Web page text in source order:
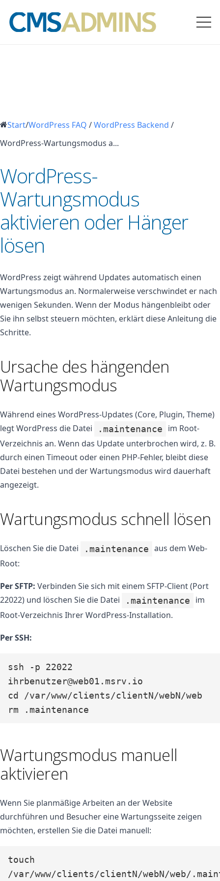
Start/WordPress FAQ /WordPress Backend /
WordPress-Wartungsmodus a...
WordPress-
Wartungsmodus
aktivieren oder Hänger
lösen
WordPress zeigt während Updates automatisch einen
Wartungsmodus an. Normalerweise verschwindet er nach
wenigen Sekunden. Wenn der Modus hängenbleibt oder
Sie ihn selbst steuern möchten, erklärt diese Anleitung die
Schritte.
Ursache des hängenden
Wartungsmodus
Während eines WordPress-Updates (Core, Plugin, Theme)
legt WordPress die Datei
.maintenance
im Root-
Verzeichnis an. Wenn das Update unterbrochen wird, z. B.
durch einen Timeout oder einen PHP-Fehler, bleibt diese
Datei bestehen und der Wartungsmodus wird dauerhaft
angezeigt.
Wartungsmodus schnell lösen
Löschen Sie die Datei .maintenance aus dem Web-
Root:
Per SFTP: Verbinden Sie sich mit einem SFTP-Client (Port
22022) und löschen Sie die Datei
.maintenance
im
Root-Verzeichnis Ihrer WordPress-Installation.
Per SSH:
ssh -p 22022
ihrbenutzer@web01.msrv.io
cd /var/www/clients/clientN/webN/web
rm .maintenance
Wartungsmodus manuell
aktivieren
Wenn Sie planmäßige Arbeiten an der Website
durchführen und Besucher eine Wartungsseite zeigen
möchten, erstellen Sie die Datei manuell:
touch
/var/www/clients/clientN/webN/web/